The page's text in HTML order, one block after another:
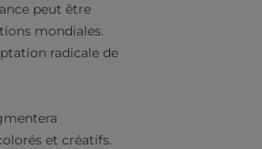
peut être
mondiales.
radicale de
et créatifs.